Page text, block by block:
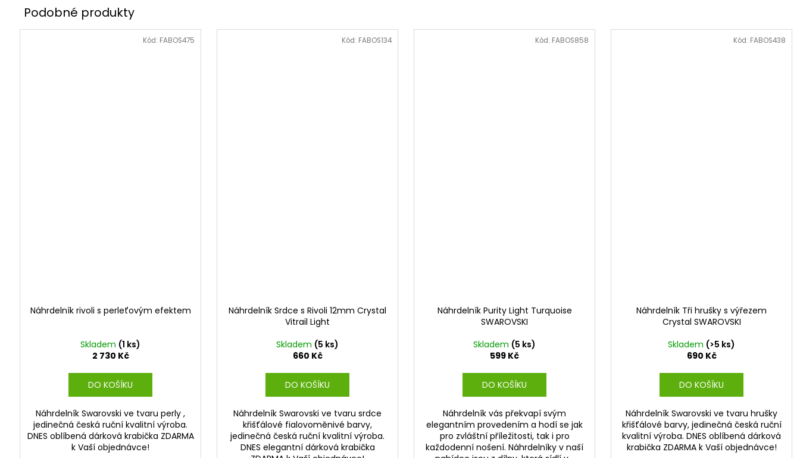
Náhrdelník rivoli s perleťovým efektem
Skladem (1 ks)
2 730 Kč
DO KOŠÍKU
Náhrdelník Swarovski ve tvaru perly ,
jedinečná česká ruční kvalitní výroba.
DNES oblíbená dárková krabička ZDARMA
k Vaší objednávce!
Kód: FABOS475
Náhrdelník Srdce s Rivoli 12mm Crystal
Vitrail Light
Skladem (5 ks)
660 Kč
DO KOŠÍKU
Náhrdelník Swarovski ve tvaru srdce
křišťálové fialovoměnivé barvy,
jedinečná česká ruční kvalitní výroba.
DNES elegantní dárková krabička
Kód: FABOS134
Náhrdelník Purity Light Turquoise
SWAROVSKI
Skladem (5 ks)
599 Kč
DO KOŠÍKU
Náhrdelník vás překvapí svým
elegantním provedením a hodí se jak
pro zvláštní příležitosti, tak i pro
každodenní nošení. Náhrdelníky v naší
Kód: FABOS858
Náhrdelník Tři hrušky s výřezem
Crystal SWAROVSKI
Skladem (>5 ks)
690 Kč
DO KOŠÍKU
Náhrdelník Swarovski ve tvaru hrušky
křišťálové barvy, jedinečná česká ruční
kvalitní výroba. DNES oblíbená dárková
krabička ZDARMA k Vaší objednávce!
Kód: FABOS438